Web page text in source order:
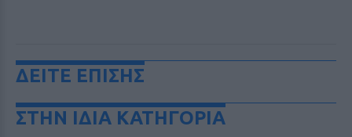
ΔΕΙΤΕ ΕΠΙΣΗΣ
ΣΤΗΝ ΙΔΙΑ ΚΑΤΗΓΟΡΙΑ